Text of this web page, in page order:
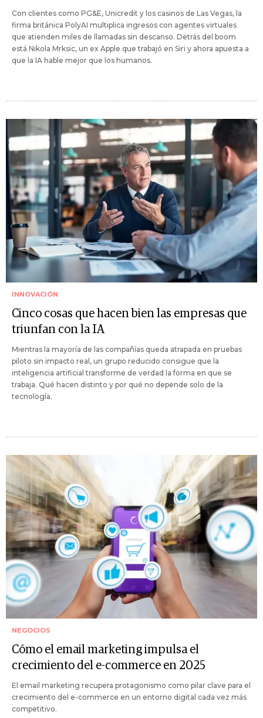
Con clientes como PG&E, Unicredit y los casinos de Las Vegas, la
firma británica PolyAI multiplica ingresos con agentes virtuales
que atienden miles de llamadas sin descanso. Detrás del boom
está Nikola Mrksic, un ex Apple que trabajó en Siri y ahora apuesta a
que la IA hable mejor que los humanos.
INNOVACIÓN
Cinco cosas que hacen bien las empresas que
triunfan con la IA
Mientras la mayoría de las compañías queda atrapada en pruebas
piloto sin impacto real, un grupo reducido consigue que la
inteligencia artificial transforme de verdad la forma en que se
trabaja. Qué hacen distinto y por qué no depende solo de la
tecnología.
NEGOCIOS
Cómo el email marketing impulsa el
crecimiento del e-commerce en 2025
El email marketing recupera protagonismo como pilar clave para el
crecimiento del e-commerce en un entorno digital cada vez más
competitivo.